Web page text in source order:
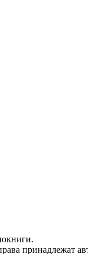
принадлежат